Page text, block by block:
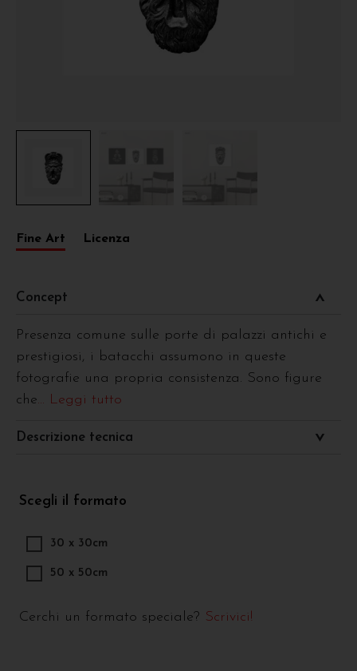
Fine Art Licenza
Concept
Presenza comune sulle porte di palazzi antichi e
prestigiosi, i batacchi assumono in queste
fotografie una propria consistenza. Sono figure
che... Leggi tutto
Descrizione tecnica
Scegli il formato
30 x 30cm
50 x 50cm
Cerchi un formato speciale? Scrivici!